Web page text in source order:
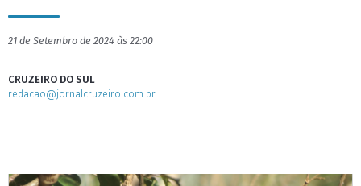
21 de Setembro de 2024 às 22:00
CRUZEIRO DO SUL
redacao@jornalcruzeiro.com.br